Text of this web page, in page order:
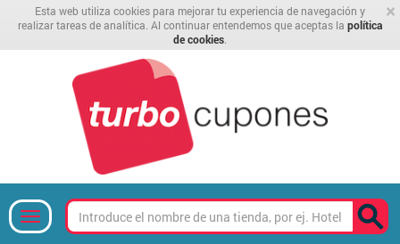
×
Esta web utiliza cookies para mejorar tu experiencia de navegación y
realizar tareas de analítica. Al continuar entendemos que aceptas la política
de cookies